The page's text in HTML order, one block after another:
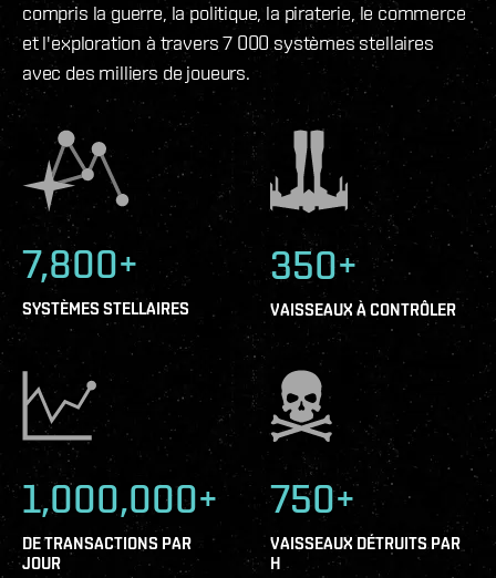
compris la guerre, la politique, la piraterie, le commerce
et l'exploration à travers 7 000 systèmes stellaires
avec des milliers de joueurs.
7,800+
SYSTÈMES STELLAIRES
350+
VAISSEAUX À CONTRÔLER
1,000,000+
DE TRANSACTIONS PAR
JOUR
750+
VAISSEAUX DÉTRUITS PAR
H